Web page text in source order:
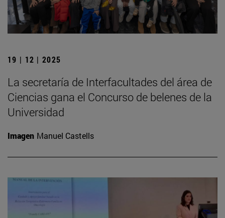
19 | 12 | 2025
La secretaría de Interfacultades del área de
Ciencias gana el Concurso de belenes de la
Universidad
Imagen Manuel Castells